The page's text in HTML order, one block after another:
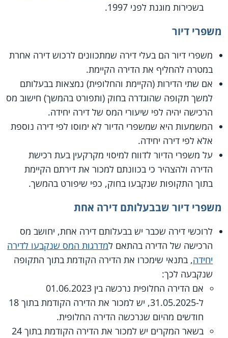
בשכירות מוגנת לפני 1997.
משפרי דיור
משפרי דיור הם בעלי דירה שמתכוונים לרכוש דירה אחרת
במטרה להחליף את הדירה הקיימת.
אם שתי הדירות (הקיימת והחלופית) נמצאות בבעלותם
למשך תקופה שהוגדרה בחוק (ותפורט בהמשך) חישוב מס
הרכישה יהיה לפי שיעורי המס של דירה יחידה.
המשמעות היא שמשפרי הדיור לא ימוסו לפי דירה נוספת
אלא לפי דירה יחידה.
על משפרי הדיור לדווח למיסוי מקרקעין בעת רכישת
הדירה ולהצהיר כי בכוונתם למכור את דירתם הקיימת
בתוך התקופות שנקבעו בחוק, כפי שיפורט בהמשך.
משפרי דיור שבבעלותם דירה אחת
לרוכשי דירה שכבר יש בבעלותם דירה אחת, יחושב מס
הרכישה של הדירה בהתאם למדרגות המס שנקבעו לדירה
יחידה, בתנאי שימכרו את הדירה הקודמת בתוך התקופה
שנקבעה לכך:
אם הדירה החלופית נרכשה בין 01.06.2023
ל-31.05.2025, יש למכור את הדירה הקודמת בתוך 18
חודשים מהיום שנרכשה הדירה החלופית.
בשאר המקרים יש למכור את הדירה הקודמת בתוך 24